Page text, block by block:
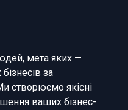
мета яких —
за
створюємо якісні
ваших бізнес-